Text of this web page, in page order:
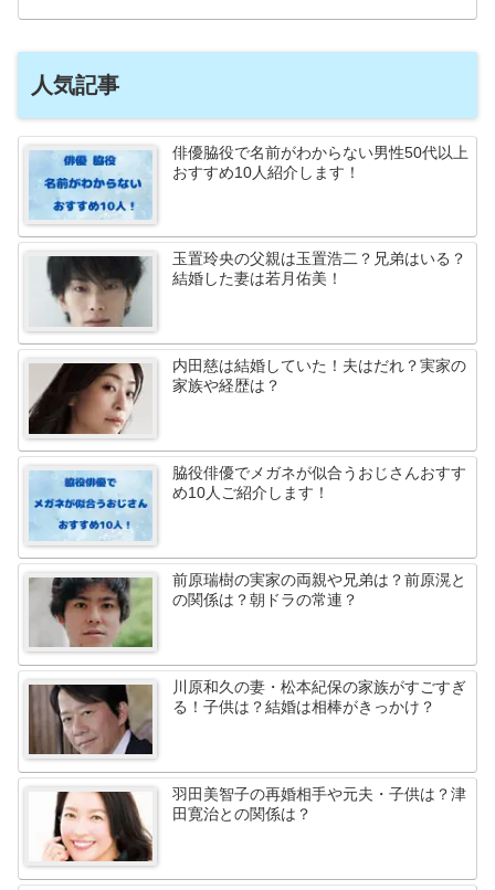
人気記事
俳優脇役で名前がわからない男性50代以上
おすすめ10人紹介します！
玉置玲央の父親は玉置浩二？兄弟はいる？
結婚した妻は若月佑美！
内田慈は結婚していた！夫はだれ？実家の
家族や経歴は？
脇役俳優でメガネが似合うおじさんおすす
め10人ご紹介します！
前原瑞樹の実家の両親や兄弟は？前原滉と
の関係は？朝ドラの常連？
川原和久の妻・松本紀保の家族がすごすぎ
る！子供は？結婚は相棒がきっかけ？
羽田美智子の再婚相手や元夫・子供は？津
田寛治との関係は？